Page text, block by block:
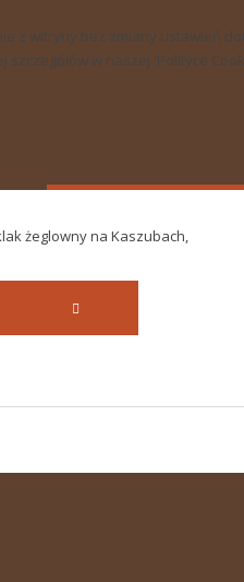
z witryny bez zmiany ustawień
w naszej 'Polityce
żeglowny na Kaszubach,